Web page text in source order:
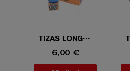
Vista rápidaTIZAS LONGONI SUPER PROFESIONAL
6,00 €